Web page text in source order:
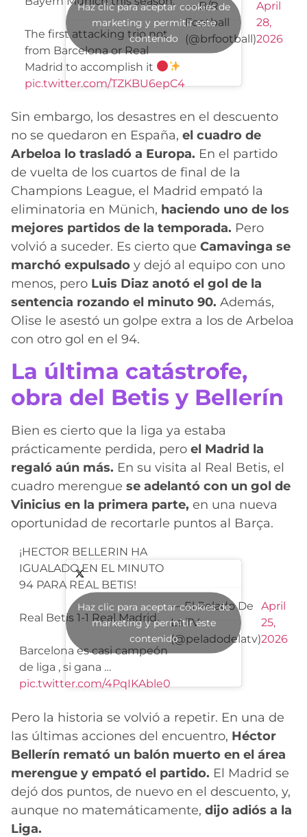
The first attacking trio not
from Barcelona or Real
Madrid to accomplish it
pic.twitter.com/TZKBU6epC4
— B/R
Football
(@brfootball)
April
28,
2026
Haz clic para aceptar cookies de
marketing y permitir este
contenido
Sin embargo, los desastres en el descuento
no se quedaron en España, el cuadro de
Arbeloa lo trasladó a Europa. En el partido
de vuelta de los cuartos de final de la
Champions League, el Madrid empató la
eliminatoria en Münich, haciendo uno de los
mejores partidos de la temporada. Pero
volvió a suceder. Es cierto que Camavinga se
marchó expulsado y dejó al equipo con uno
menos, pero Luis Diaz anotó el gol de la
sentencia rozando el minuto 90. Además,
Olise le asestó un golpe extra a los de Arbeloa
con otro gol en el 94.
La última catástrofe,
obra del Betis y Bellerín
Bien es cierto que la liga ya estaba
prácticamente perdida, pero el Madrid la
regaló aún más. En su visita al Real Betis, el
cuadro merengue se adelantó con un gol de
Vinicius en la primera parte, en una nueva
oportunidad de recortarle puntos al Barça.
¡HECTOR BELLERIN HA
IGUALADO EN EL MINUTO
94 PARA REAL BETIS!
Real Betis 1-1 Real Madrid.
Barcelona es casi campeón
de liga , si gana …
pic.twitter.com/4PqIKAble0
— El Pelado De
La TV
(@peladodelatv)
April
25,
2026
Haz clic para aceptar cookies de
marketing y permitir este
contenido
Pero la historia se volvió a repetir. En una de
las últimas acciones del encuentro, Héctor
Bellerín remató un balón muerto en el área
merengue y empató el partido. El Madrid se
dejó dos puntos, de nuevo en el descuento, y,
aunque no matemáticamente, dijo adiós a la
Liga.